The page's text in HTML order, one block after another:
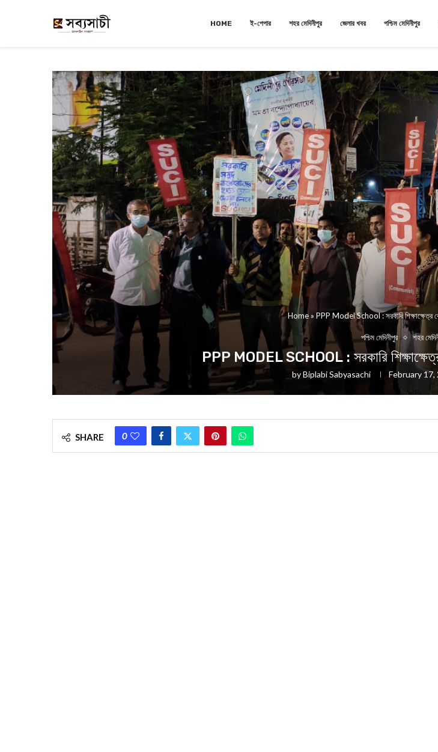
HOME ই-পেপার শহর মেদিনীপুর জেলার খবর পশ্চিম মেদিনীপুর
Home» PPP Model School : সরকারি শিক্ষাক্ষেত্র
পশ্চিম মেদিনীপুর শহর
PPP MODEL SCHOOL : সরকারি শিক্ষাক্ষেত্র
byBiplabi Sabyasachi February 17,
SHARE 0